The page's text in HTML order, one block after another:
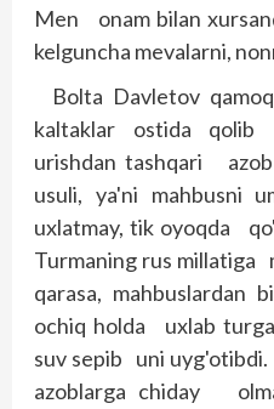
Men onam bilan
kelguncha mevalarni,
Bolta Davletov
kal­taklar ostida
urishdan tashqari
usuli, ya'ni mahbusni
uxlatmay, tik oyoqda
Turmaning rus millatiga
qarasa,
ochiq holda uxlab
suv sepib uni
azoblarga chiday